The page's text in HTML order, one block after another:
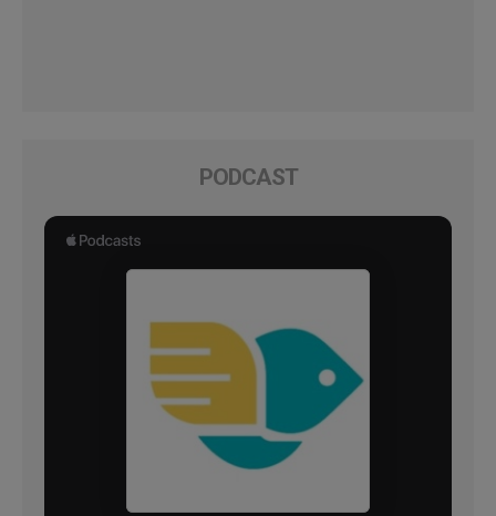
PODCAST